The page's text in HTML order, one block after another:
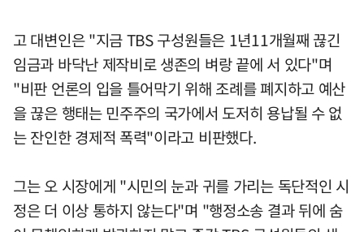
고 대변인은 "지금 TBS 구성원들은 1년11개월째 끊긴
임금과 바닥난 제작비로 생존의 벼랑 끝에 서 있다"며
"비판 언론의 입을 틀어막기 위해 조례를 폐지하고 예산
을 끊은 행태는 민주주의 국가에서 도저히 용납될 수 없
는 잔인한 경제적 폭력"이라고 비판했다.
그는 오 시장에게 "시민의 눈과 귀를 가리는 독단적인 시
정은 더 이상 통하지 않는다"며 "행정소송 결과 뒤에 숨